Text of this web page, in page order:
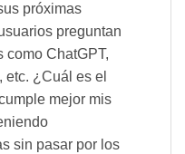
próximas
preguntan
como ChatGPT,
etc. ¿Cuál es el
mejor mis
sin pasar por los